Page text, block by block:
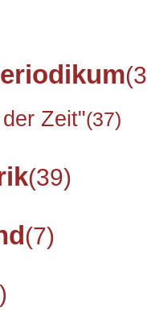
Zeit"(37)
(39)
(7)